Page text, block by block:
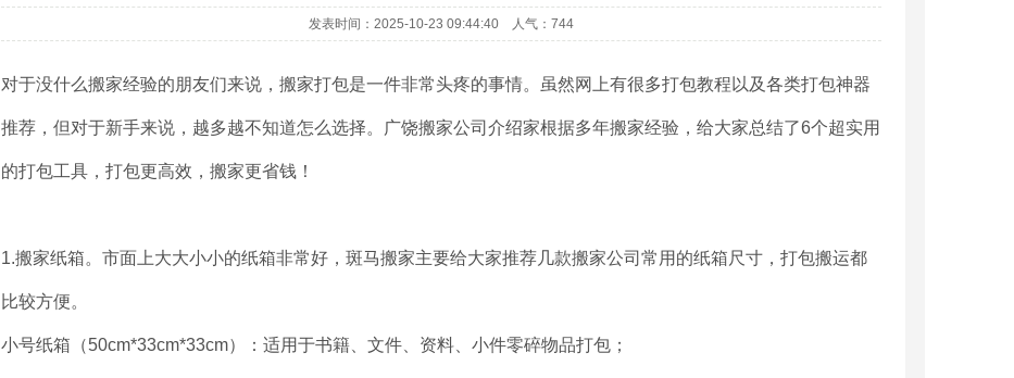
发表时间：2025-10-23 09:44:40 人气：744
对于没什么搬家经验的朋友们来说，搬家打包是一件非常头疼的事情。虽然网上有很多打包教程以及各类打包神器
推荐，但对于新手来说，越多越不知道怎么选择。广饶搬家公司介绍家根据多年搬家经验，给大家总结了6个超实用
的打包工具，打包更高效，搬家更省钱！
1.搬家纸箱。市面上大大小小的纸箱非常好，斑马搬家主要给大家推荐几款搬家公司常用的纸箱尺寸，打包搬运都
比较方便。
小号纸箱（50cm*33cm*33cm）：适用于书籍、文件、资料、小件零碎物品打包；